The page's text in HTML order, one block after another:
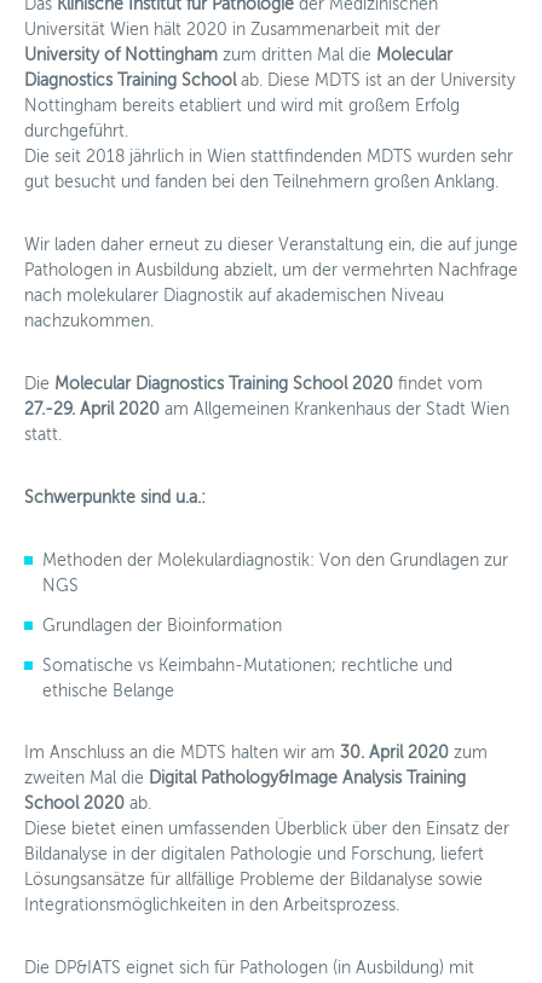
Spenden
News
Mitglieder
Personalisierte Medizin
Arbeitsgruppen
Aktivitäten
News
Kontakt
Das Klinische Institut für Pathologie der Medizinischen
Universität Wien hält 2020 in Zusammenarbeit mit der
University of Nottingham zum dritten Mal die Molecular
Diagnostics Training Schoolab. Diese MDTS ist an der University
Nottingham bereits etabliert und wird mit großem Erfolg
durchgeführt.
Die seit 2018 jährlich in Wien stattfindenden MDTS wurden sehr
gut besucht und fanden bei den Teilnehmern großen Anklang.
Wir laden daher erneut zu dieser Veranstaltung ein, die auf junge
Pathologen in Ausbildung abzielt, um der vermehrten Nachfrage
nach molekularer Diagnostik auf akademischen Niveau
nachzukommen.
Die Molecular Diagnostics Training School 2020 findet vom
27.-29. April 2020 am Allgemeinen Krankenhaus der Stadt Wien
statt.
Schwerpunkte sind u.a.:
Methoden der Molekulardiagnostik: Von den Grundlagen zur
NGS
Grundlagen der Bioinformation
Somatische vs Keimbahn-Mutationen; rechtliche und
ethische Belange
Im Anschluss an die MDTS halten wir am 30. April 2020 zum
zweiten Mal die Digital Pathology&Image Analysis Training
School 2020 ab.
Diese bietet einen umfassenden Überblick über den Einsatz der
Bildanalyse in der digitalen Pathologie und Forschung, liefert
Lösungsansätze für allfällige Probleme der Bildanalyse sowie
Integrationsmöglichkeiten in den Arbeitsprozess.
Die DP&IATS eignet sich für Pathologen (in Ausbildung) mit